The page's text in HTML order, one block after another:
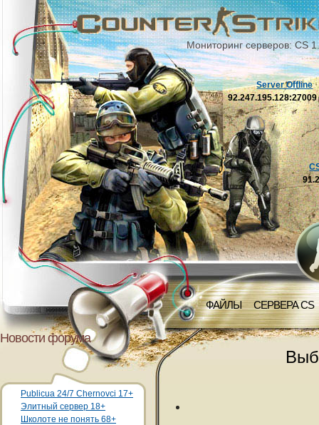
Мониторинг серверов: CS
ФАЙЛЫ СЕРВЕРА CS
Server Offline
92.247.195.128:27009
Новости форума
Publicua 24/7 Chernovci 17+
Элитный сервер 18+
Школоте не понять 68+